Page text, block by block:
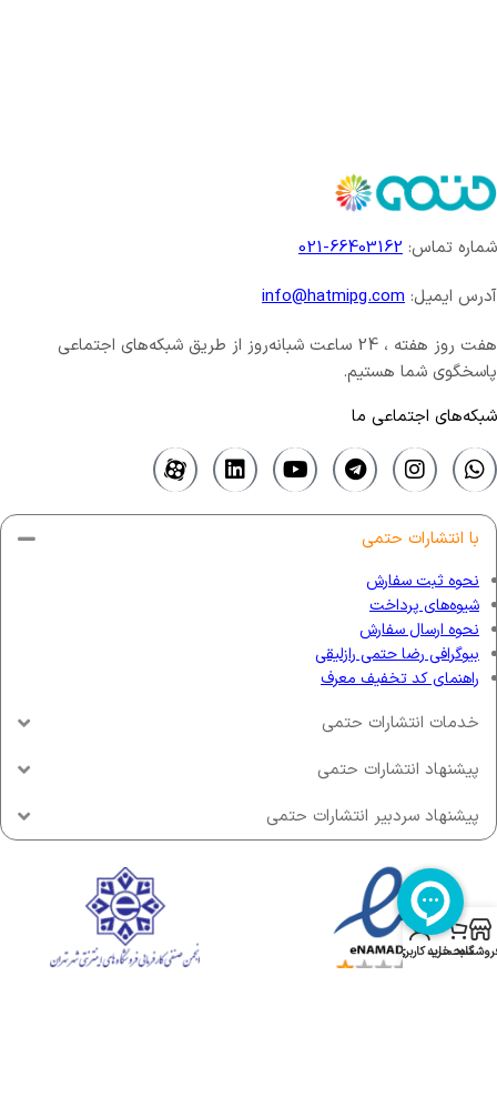
شماره تماس: 66403162-021
آدرس ایمیل: info@hatmipg.com
هفت روز هفته ، 24 ساعت شبانه‌روز از طریق شبکه‌های اجتماعی
پاسخگوی شما هستیم.
شبکه‌های اجتماعی ما
با انتشارات حتمی
نحوه ثبت سفارش
شیوه‌های پرداخت
نحوه ارسال سفارش
بیوگرافی رضا حتمی رازلیقی
راهنمای کد تخفیف معرف
خدمات انتشارات حتمی
پیشنهاد انتشارات حتمی
پیشنهاد سردبیر انتشارات حتمی
سبد خرید
حساب کاربری من